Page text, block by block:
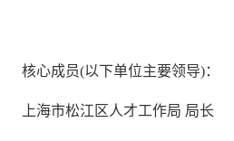
核心成员(以下单位主要领导)：
上海市松江区人才工作局 局长